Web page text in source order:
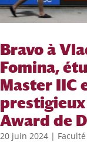
Bravo à
Fomina,
Master IIC
Award de
20 juin 2024 |